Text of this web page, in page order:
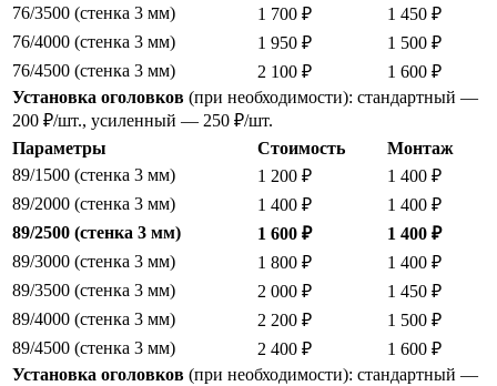
76/3500 (стенка 3 мм)
1 700 ₽
1 450 ₽
76/4000 (стенка 3 мм)
1 950 ₽
1 500 ₽
76/4500 (стенка 3 мм)
2 100 ₽
1 600 ₽
Установка оголовков (при необходимости): стандартный —
200 ₽/шт., усиленный — 250 ₽/шт.
Параметры
Стоимость
Монтаж
89/1500 (стенка 3 мм)
1 200 ₽
1 400 ₽
89/2000 (стенка 3 мм)
1 400 ₽
1 400 ₽
89/2500 (стенка 3 мм)
1 600 ₽
1 400 ₽
89/3000 (стенка 3 мм)
1 800 ₽
1 400 ₽
89/3500 (стенка 3 мм)
2 000 ₽
1 450 ₽
89/4000 (стенка 3 мм)
2 200 ₽
1 500 ₽
89/4500 (стенка 3 мм)
2 400 ₽
1 600 ₽
Установка оголовков (при необходимости): стандартный —